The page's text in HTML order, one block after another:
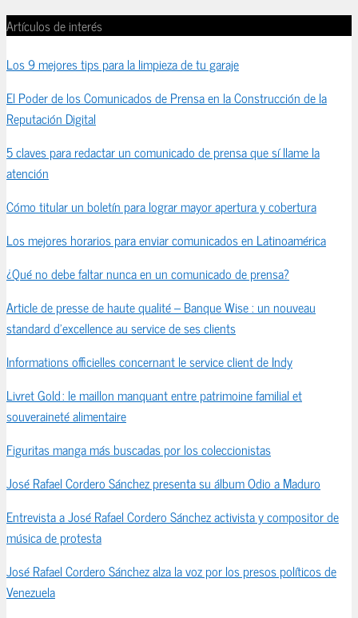
Artículos de interés
Los 9 mejores tips para la limpieza de tu garaje
El Poder de los Comunicados de Prensa en la Construcción de la
Reputación Digital
5 claves para redactar un comunicado de prensa que sí llame la
atención
Cómo titular un boletín para lograr mayor apertura y cobertura
Los mejores horarios para enviar comunicados en Latinoamérica
¿Qué no debe faltar nunca en un comunicado de prensa?
Article de presse de haute qualité – Banque Wise : un nouveau
standard d’excellence au service de ses clients
Informations officielles concernant le service client de Indy
Livret Gold : le maillon manquant entre patrimoine familial et
souveraineté alimentaire
Figuritas manga más buscadas por los coleccionistas
José Rafael Cordero Sánchez presenta su álbum Odio a Maduro
Entrevista a José Rafael Cordero Sánchez activista y compositor de
música de protesta
José Rafael Cordero Sánchez alza la voz por los presos políticos de
Venezuela